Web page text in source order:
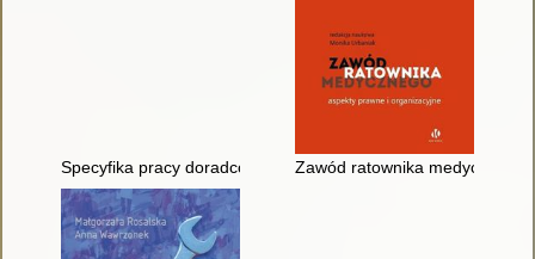
Specyfika pracy doradców zawodowychZawód ratownika medycznego